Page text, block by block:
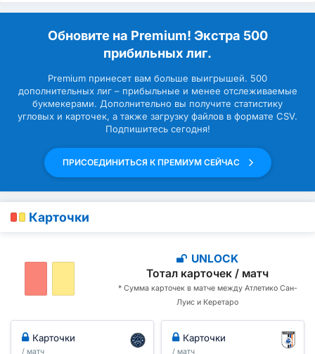
Обновите на Premium! Экстра 500
прибильных лиг.
Premium принесет вам больше выигрышей. 500
дополнительных лиг – прибыльные и менее отслеживаемые
букмекерами. Дополнительно вы получите статистику
угловых и карточек, а также загрузку файлов в формате CSV.
Подпишитесь сегодня!
ПРИСОЕДИНИТЬСЯ К ПРЕМИУМ СЕЙЧАС
Карточки
UNLOCK
Тотал карточек / матч
* Сумма карточек в матче между Атлетико Сан-
Луис и Керетаро
Карточки
/ матч
Карточки
/ матч